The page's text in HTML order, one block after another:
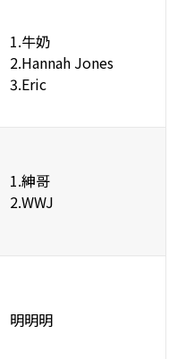
1.牛奶
2.Hannah Jones
3.Eric
1.紳哥
2.WWJ
明明明